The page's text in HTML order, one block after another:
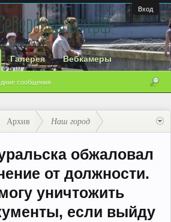
Вход
сообщения
Галерея Вебкамеры
Архив Наш город
обжаловал
от должности.
уничтожить
если выйду